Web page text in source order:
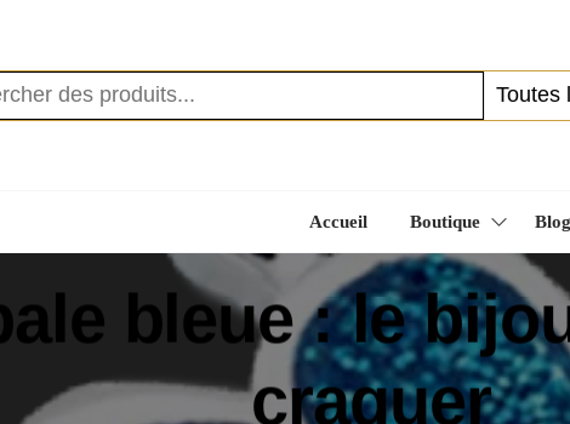
Accueil Boutique Blog
bleue : le
craquer